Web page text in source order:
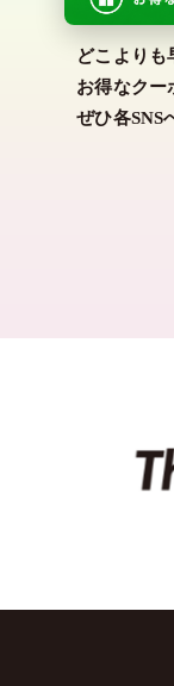
どこよりも
お得なクー
ぜひ各SNS